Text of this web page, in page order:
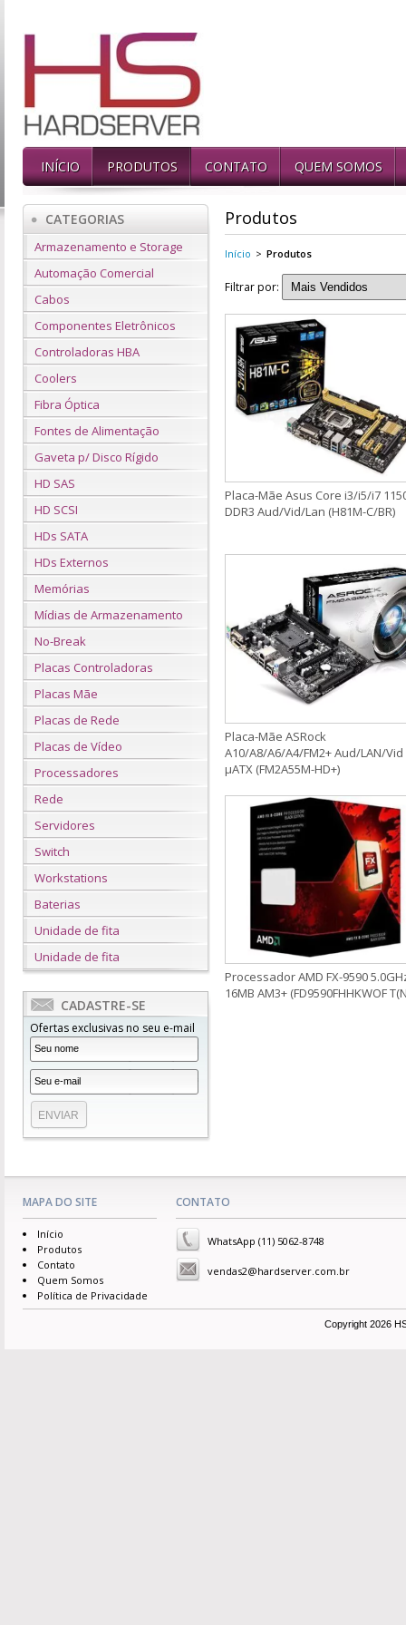
INÍCIO PRODUTOS CONTATO QUEM SOMOS
CATEGORIAS
Armazenamento e Storage
Automação Comercial
Cabos
Componentes Eletrônicos
Controladoras HBA
Coolers
Fibra Óptica
Fontes de Alimentação
Gaveta p/ Disco Rígido
HD SAS
HD SCSI
HDs SATA
HDs Externos
Memórias
Mídias de Armazenamento
No-Break
Placas Controladoras
Placas Mãe
Placas de Rede
Placas de Vídeo
Processadores
Rede
Servidores
Switch
Workstations
Baterias
Unidade de fita
Unidade de fita
CADASTRE-SE
Ofertas exclusivas no seu e-mail
Produtos
Início > Produtos
Filtrar por:
Placa-Mãe Asus Core i3/i5/i7
DDR3 Aud/Vid/Lan (H81M-C/BR)
Placa-Mãe ASRock
A10/A8/A6/A4/FM2+ Aud/LAN/Vid
µATX (FM2A55M-HD+)
Processador AMD FX-9590
16MB AM3+ (FD9590FHHKWOF
MAPA DO SITE
Início
Produtos
Contato
Quem Somos
Política de Privacidade
CONTATO
WhatsApp (11) 5062-8748
vendas2@hardserver.com.br
Copyright 2026